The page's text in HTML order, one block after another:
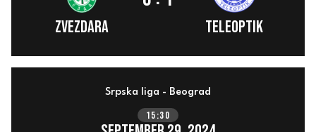
ZVEZDARA Teleoptik
Srpska liga - Beograd
15:30